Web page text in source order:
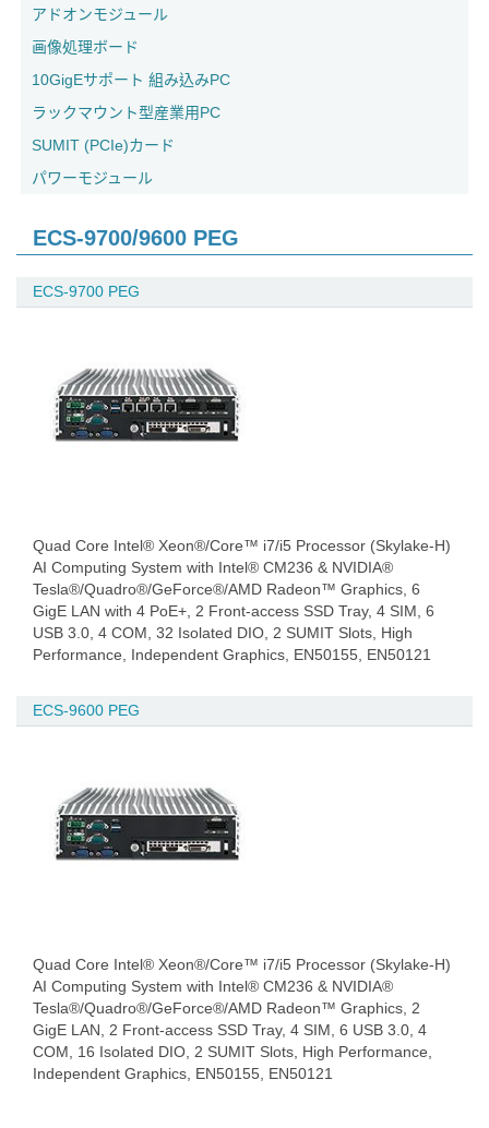
アドオンモジュール
画像処理ボード
10GigEサポート 組み込みPC
ラックマウント型産業用PC
SUMIT (PCIe)カード
パワーモジュール
ECS-9700/9600 PEG
ECS-9700 PEG
Quad Core Intel® Xeon®/Core™ i7/i5 Processor (Skylake-H)
AI Computing System with Intel® CM236 & NVIDIA®
Tesla®/Quadro®/GeForce®/AMD Radeon™ Graphics, 6
GigE LAN with 4 PoE+, 2 Front-access SSD Tray, 4 SIM, 6
USB 3.0, 4 COM, 32 Isolated DIO, 2 SUMIT Slots, High
Performance, Independent Graphics, EN50155, EN50121
ECS-9600 PEG
Quad Core Intel® Xeon®/Core™ i7/i5 Processor (Skylake-H)
AI Computing System with Intel® CM236 & NVIDIA®
Tesla®/Quadro®/GeForce®/AMD Radeon™ Graphics, 2
GigE LAN, 2 Front-access SSD Tray, 4 SIM, 6 USB 3.0, 4
COM, 16 Isolated DIO, 2 SUMIT Slots, High Performance,
Independent Graphics, EN50155, EN50121